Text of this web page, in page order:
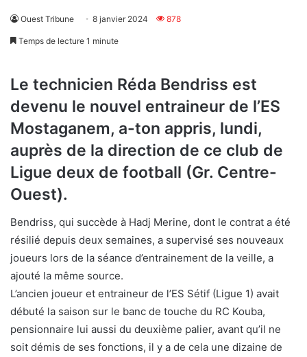
Ouest Tribune 8 janvier 2024 878
Temps de lecture 1 minute
Le technicien Réda Bendriss est
devenu le nouvel entraineur de l’ES
Mostaganem, a-ton appris, lundi,
auprès de la direction de ce club de
Ligue deux de football (Gr. Centre-
Ouest).
Bendriss, qui succède à Hadj Merine, dont le contrat a été
résilié depuis deux semaines, a supervisé ses nouveaux
joueurs lors de la séance d’entrainement de la veille, a
ajouté la même source.
L’ancien joueur et entraineur de l’ES Sétif (Ligue 1) avait
débuté la saison sur le banc de touche du RC Kouba,
pensionnaire lui aussi du deuxième palier, avant qu’il ne
soit démis de ses fonctions, il y a de cela une dizaine de